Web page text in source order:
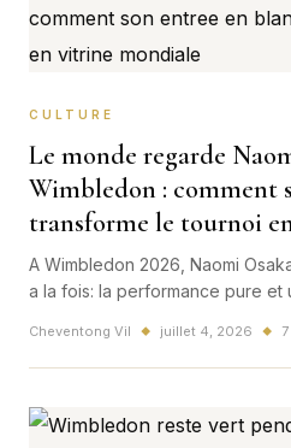
CULTURE
Le monde regarde
Wimbledon : comment
transforme le tournoi
A Wimbledon 2026, Naomi
a la fois: la performance pure et
melangent.
Cheventong Vil ◆ juillet 4, 2026 ◆